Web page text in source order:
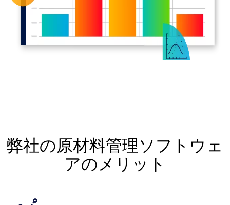
弊社の原材料管理ソフトウェ
アのメリット